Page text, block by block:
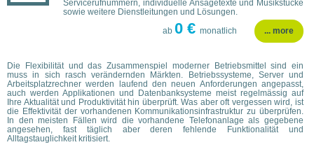
Servicerufnummern, individuelle Ansagetexte und Musikstücke
sowie weitere Dienstleitungen und Lösungen.
ab 0 € monatlich ... more
Die Flexibilität und das Zusammenspiel moderner Betriebsmittel sind ein
muss in sich rasch verändernden Märkten. Betriebssysteme, Server und
Arbeitsplatzrechner werden laufend den neuen Anforderungen angepasst,
auch werden Applikationen und Datenbanksysteme meist regelmässig auf
Ihre Aktualität und Produktivität hin überprüft. Was aber oft vergessen wird, ist
die Effektivität der vorhandenen Kommunikationsinfrastruktur zu überprüfen.
In den meisten Fällen wird die vorhandene Telefonanlage als gegebene
angesehen, fast täglich aber deren fehlende Funktionalität und
Alltagstauglichkeit kritisiert.